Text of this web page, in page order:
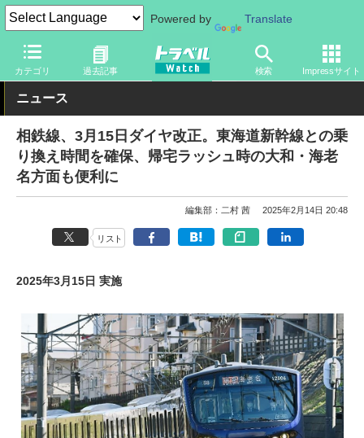
Powered by Translate
カテゴリ 過去記事 検索 Impressサイト
トラベル Watch 旅の方法 鉄旅 電車
ニュース
相鉄線、3月15日ダイヤ改正。東海道新幹線との乗
り換え時間を確保、帰宅ラッシュ時の大和・海老
名方面も便利に
編集部：二村 茜 2025年2月14日 20:48
リスト
2025年3月15日 実施